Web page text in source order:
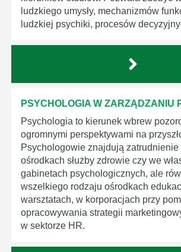
ludzkiego umysły, mechanizmów
ludzkiej psychiki, procesów
PSYCHOLOGIA W ZARZĄDZANIU
Psychologia to kierunek wbrew
ogromnymi perspektywami na
Psychologowie znajdują zatrudnienie
ośrodkach służby zdrowie czy we
gabinetach psychologicznych, ale
wszelkiego rodzaju ośrodkach
warsztatach, w korporacjach przy
opracowywania strategii
w sektorze HR.